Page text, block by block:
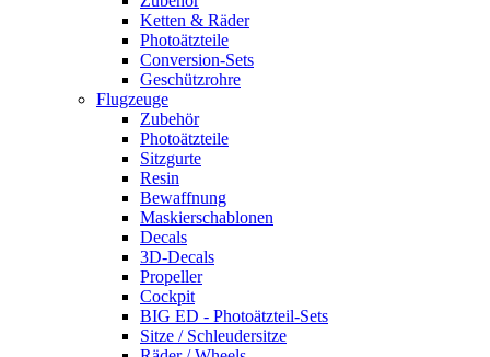
Ketten & Räder
Photoätzteile
Conversion-Sets
Geschützrohre
Flugzeuge
Zubehör
Photoätzteile
Sitzgurte
Resin
Bewaffnung
Maskierschablonen
Decals
3D-Decals
Propeller
Cockpit
BIG ED - Photoätzteil-Sets
Sitze / Schleudersitze